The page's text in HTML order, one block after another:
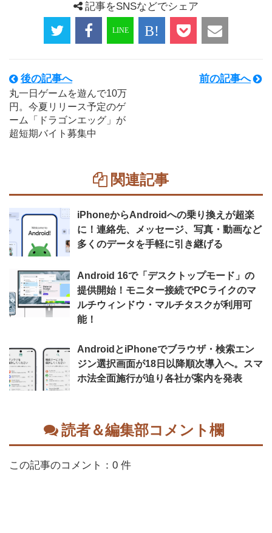
記事をSNSなどでシェア
後の記事へ
丸一日ゲームを遊んで10万
円。今夏リリース予定のゲ
ーム「ドラゴンエッグ」が
超短期バイト募集中
前の記事へ
関連記事
iPhoneからAndroidへの乗り換えが超楽
に！連絡先、メッセージ、写真・動画など
多くのデータを手軽に引き継げる
Android 16で「デスクトップモード」の
提供開始！モニター接続でPCライクのマ
ルチウィンドウ・マルチタスクが利用可
能！
AndroidとiPhoneでブラウザ・検索エン
ジン選択画面が18日以降順次導入へ。スマ
ホ法全面施行が迫り各社が案内を発表
読者＆編集部コメント欄
この記事のコメント：0 件